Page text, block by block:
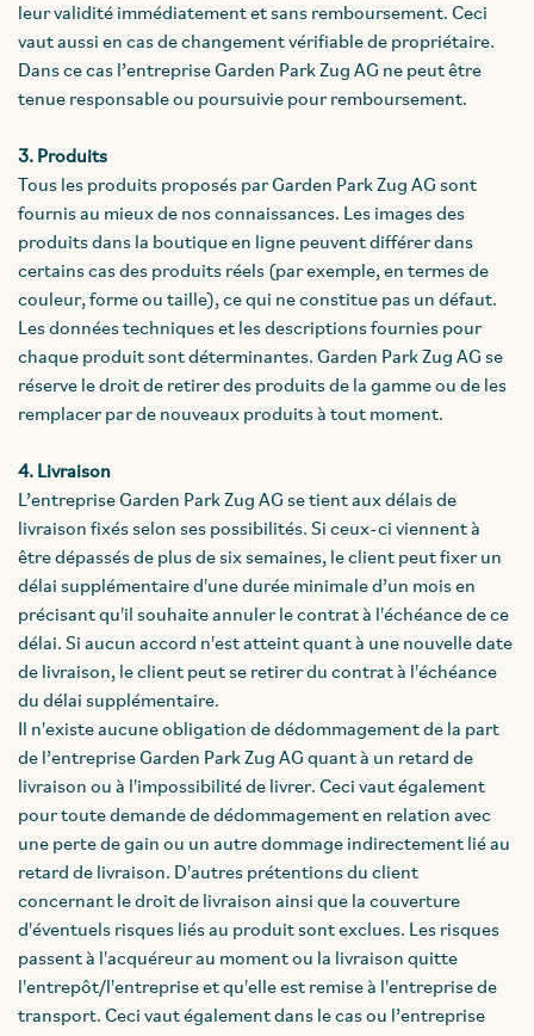
leur validité immédiatement et sans remboursement. Ceci
vaut aussi en cas de changement vérifiable de propriétaire.
Dans ce cas l’entreprise Garden Park Zug AG ne peut être
tenue responsable ou poursuivie pour remboursement.
3. Produits
Tous les produits proposés par Garden Park Zug AG sont
fournis au mieux de nos connaissances. Les images des
produits dans la boutique en ligne peuvent différer dans
certains cas des produits réels (par exemple, en termes de
couleur, forme ou taille), ce qui ne constitue pas un défaut.
Les données techniques et les descriptions fournies pour
chaque produit sont déterminantes. Garden Park Zug AG se
réserve le droit de retirer des produits de la gamme ou de les
remplacer par de nouveaux produits à tout moment.
4. Livraison
L’entreprise Garden Park Zug AG se tient aux délais de
livraison fixés selon ses possibilités. Si ceux-ci viennent à
être dépassés de plus de six semaines, le client peut fixer un
délai supplémentaire d'une durée minimale d’un mois en
précisant qu'il souhaite annuler le contrat à l'échéance de ce
délai. Si aucun accord n'est atteint quant à une nouvelle date
de livraison, le client peut se retirer du contrat à l'échéance
du délai supplémentaire.
Il n'existe aucune obligation de dédommagement de la part
de l’entreprise Garden Park Zug AG quant à un retard de
livraison ou à l'impossibilité de livrer. Ceci vaut également
pour toute demande de dédommagement en relation avec
une perte de gain ou un autre dommage indirectement lié au
retard de livraison. D'autres prétentions du client
concernant le droit de livraison ainsi que la couverture
d'éventuels risques liés au produit sont exclues. Les risques
passent à l'acquéreur au moment ou la livraison quitte
l'entrepôt/l'entreprise et qu'elle est remise à l'entreprise de
transport. Ceci vaut également dans le cas ou l’entreprise